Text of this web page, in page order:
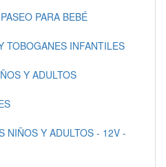
PARA BEBÉ
TOBOGANES INFANTILES
Y ADULTOS
NIÑOS Y ADULTOS - 12V -